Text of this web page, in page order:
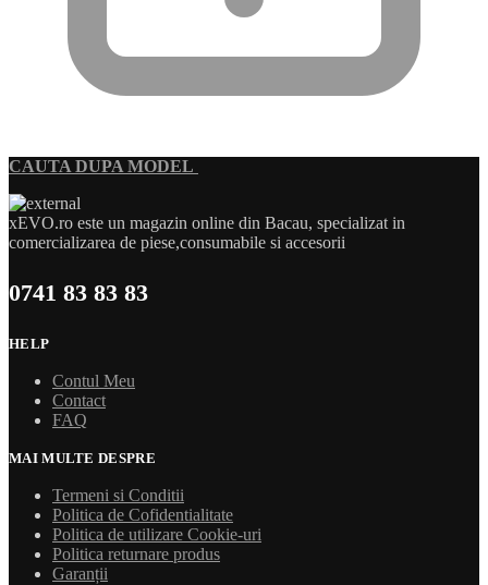
CAUTA DUPA MODEL
xEVO.ro este un magazin online din Bacau, specializat in
comercializarea de piese,consumabile si accesorii
0741 83 83 83
HELP
Contul Meu
Contact
FAQ
MAI MULTE DESPRE
Termeni si Conditii
Politica de Cofidentialitate
Politica de utilizare Cookie-uri
Politica returnare produs
Garanții